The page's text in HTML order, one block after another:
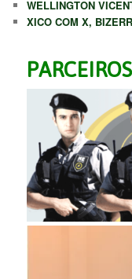
WELLINGTON
XICO COM X,
PARCEIROS